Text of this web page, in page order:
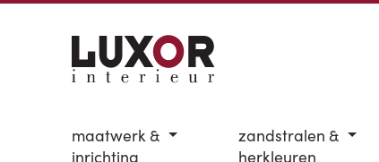
maatwerk &
inrichting
zandstralen &
herkleuren